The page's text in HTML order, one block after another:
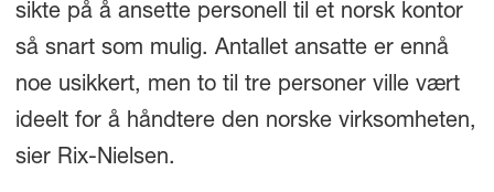
sikte på å ansette personell til et norsk kontor
så snart som mulig. Antallet ansatte er ennå
noe usikkert, men to til tre personer ville vært
ideelt for å håndtere den norske virksomheten,
sier Rix-Nielsen.